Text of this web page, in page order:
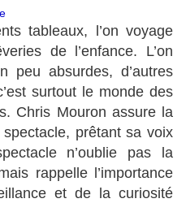
tableaux, l’on voyage
de l’enfance. L’on
peu absurdes, d’autres
surtout le monde des
Chris Mouron assure la
prêtant sa voix
n’oublie pas la
rappelle l’importance
et de la curiosité